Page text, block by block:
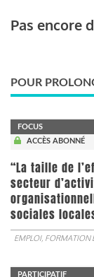
Pas encore
POUR
FOCUS
ACCÈS ABONNÉ
“La taille de
secteur
sociales
EMPLOI, FORMATION
PARTICIPATIF